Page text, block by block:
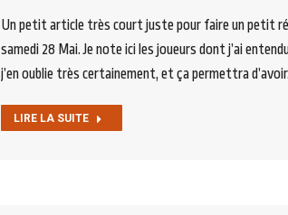
Un petit article très court juste pour faire un petit
samedi 28 Mai. Je note ici les joueurs dont j’ai
j’en oublie très certainement, et ça permettra
LIRE LA SUITE